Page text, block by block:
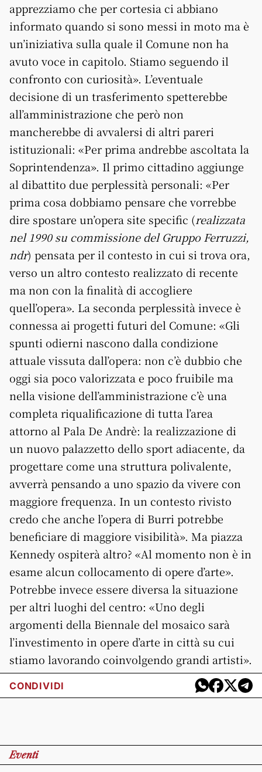
apprezziamo che per cortesia ci abbiano
informato quando si sono messi in moto ma è
un’iniziativa sulla quale il Comune non ha
avuto voce in capitolo. Stiamo seguendo il
confronto con curiosità». L’eventuale
decisione di un trasferimento spetterebbe
all’amministrazione che però non
mancherebbe di avvalersi di altri pareri
istituzionali: «Per prima andrebbe ascoltata la
So­prin­tendenza». Il primo cittadino aggiunge
al dibattito due perplessità personali: «Per
prima cosa dobbiamo pensare che vorrebbe
dire spostare un’opera site specific (realizzata
nel 1990 su commissione del Gruppo Ferruzzi,
ndr) pensata per il contesto in cui si trova ora,
verso un altro contesto realizzato di recente
ma non con la finalità di accogliere
quell’opera». La seconda perplessità invece è
connessa ai progetti futuri del Comune: «Gli
spunti odierni nascono dalla condizione
attuale vissuta dall’opera: non c’è dubbio che
oggi sia poco valorizzata e poco fruibile ma
nella visione dell’amministrazione c’è una
completa riqualificazione di tutta l’area
attorno al Pala De Andrè: la realizzazione di
un nuovo palazzetto dello sport adiacente, da
progettare come una struttura polivalente,
avverrà pensando a uno spazio da vivere con
maggiore frequenza. In un contesto rivisto
credo che anche l’opera di Burri potrebbe
beneficiare di maggiore visibilità». Ma piazza
Kennedy ospiterà altro? «Al momento non è in
esame alcun collocamento di opere d’arte».
Potrebbe invece essere diversa la situazione
per altri luoghi del centro: «Uno degli
argomenti della Biennale del mosaico sarà
l’investimento in opere d’arte in città su cui
stiamo lavorando coinvolgendo grandi artisti».
CONDIVIDI
Eventi